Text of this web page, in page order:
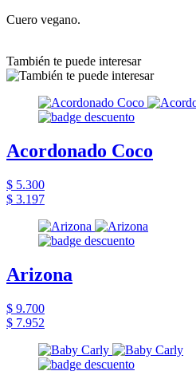
Cuero vegano.
También te puede interesar
Acordonado Coco
$ 5.300
$ 3.197
Arizona
$ 9.700
$ 7.952